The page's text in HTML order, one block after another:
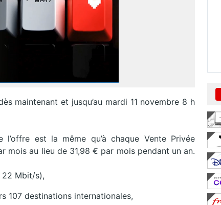
maintenant et jusqu’au mardi 11 novembre 8 h
est la même qu’à chaque Vente Privée
mois au lieu de 31,98 € par mois pendant un an.
22 Mbit/s),
107 destinations internationales,